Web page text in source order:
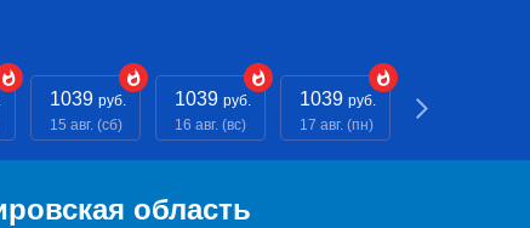
1039 руб.
15 авг. (сб)
1039 руб.
16 авг. (вс)
1039 руб.
17 авг. (пн)
область